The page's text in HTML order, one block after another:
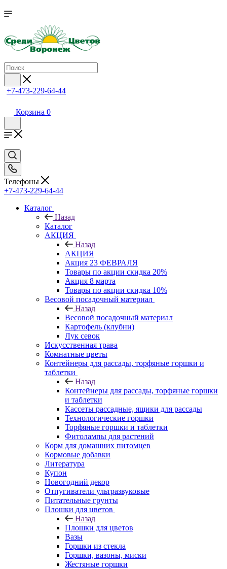
+7-473-229-64-44
Корзина 0
Телефоны
+7-473-229-64-44
Каталог
Назад
Каталог
АКЦИЯ
Назад
АКЦИЯ
Акция 23 ФЕВРАЛЯ
Товары по акции скидка 20%
Акция 8 марта
Товары по акции скидка 10%
Весовой посадочный материал
Назад
Весовой посадочный материал
Картофель (клубни)
Лук севок
Искусственная трава
Комнатные цветы
Контейнеры для рассады, торфяные горшки и
таблетки
Назад
Контейнеры для рассады, торфяные горшки
и таблетки
Кассеты рассадные, ящики для рассады
Технологические горшки
Торфяные горшки и таблетки
Фитолампы для растений
Корм для домашних питомцев
Кормовые добавки
Литература
Купон
Новогодний декор
Отпугиватели ультразвуковые
Питательные грунты
Плошки для цветов
Назад
Плошки для цветов
Вазы
Горшки из стекла
Горшки, вазоны, миски
Жестяные горшки